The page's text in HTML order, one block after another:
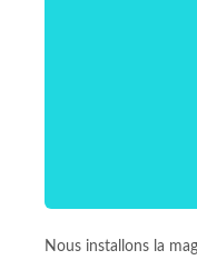
Nous installons la